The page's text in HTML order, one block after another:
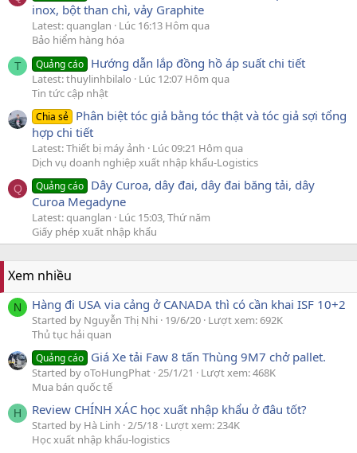
inox, bột than chì, vảy Graphite
Latest: quanglan
Lúc 16:13 Hôm qua
Bảo hiểm hàng hóa
T Quảng cáo Hướng dẫn lắp đồng hồ áp suất chi tiết
Latest: thuylinhbilalo
Lúc 12:07 Hôm qua
Tin tức cập nhật
Chia sẻ Phân biệt tóc giả bằng tóc thật và tóc giả sợi tổng
hợp chi tiết
Latest: Thiết bị máy ảnh
Lúc 09:21 Hôm qua
Dịch vụ doanh nghiệp xuất nhập khẩu-Logistics
Q Quảng cáo Dây Curoa, dây đai, dây đai băng tải, dây
Curoa Megadyne
Latest: quanglan
Lúc 15:03, Thứ năm
Giấy phép xuất nhập khẩu
Xem nhiều
N Hàng đi USA via cảng ở CANADA thì có cần khai ISF 10+2
Started by Nguyễn Thị Nhi 19/6/20 Lượt xem: 692K
Thủ tục hải quan
Quảng cáo Giá Xe tải Faw 8 tấn Thùng 9M7 chở pallet.
Started by oToHungPhat 25/1/21
Lượt xem: 468K
Mua bán quốc tế
H Review CHÍNH XÁC học xuất nhập khẩu ở đâu tốt?
Started by Hà Linh 2/5/18 Lượt xem: 234K
Học xuất nhập khẩu-logistics